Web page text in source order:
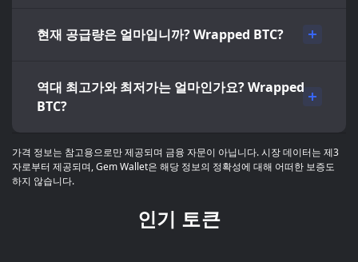
현재 공급량은 얼마입니까? Wrapped BTC?
역대 최고가와 최저가는 얼마인가요? Wrapped
BTC?
가격 정보는 참고용으로만 제공되며 금융 자문이 아닙니다. 시장 데이터는 제3
자로부터 제공되며, Gem Wallet은 해당 정보의 정확성에 대해 어떠한 보증도
하지 않습니다.
인기 토큰